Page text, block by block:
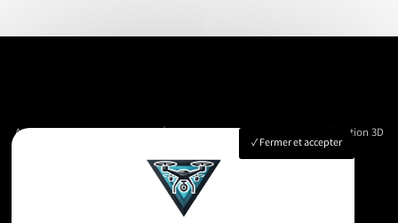
Accueil Suivi de chantier
Modélisation 3D
Contact Fermer et accepter